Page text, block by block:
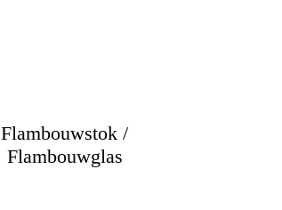
Flambouwstok /
Flambouwglas